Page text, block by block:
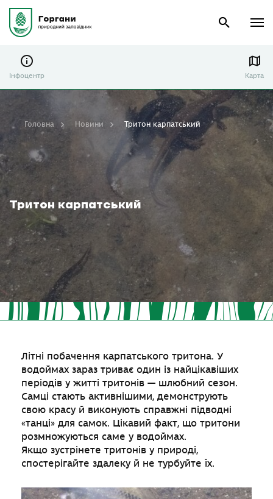
Інфоцентр Карта
Тритон карпатський
Головна Новини Тритон карпатський
Літні побачення карпатського тритона. У
водоймах зараз триває один із найцікавіших
періодів у житті тритонів — шлюбний сезон.
Самці стають активнішими, демонструють
свою красу й виконують справжні підводні
«танці» для самок. Цікавий факт, що тритони
розмножуються саме у водоймах.
Якщо зустрінете тритонів у природі,
спостерігайте здалеку й не турбуйте їх.